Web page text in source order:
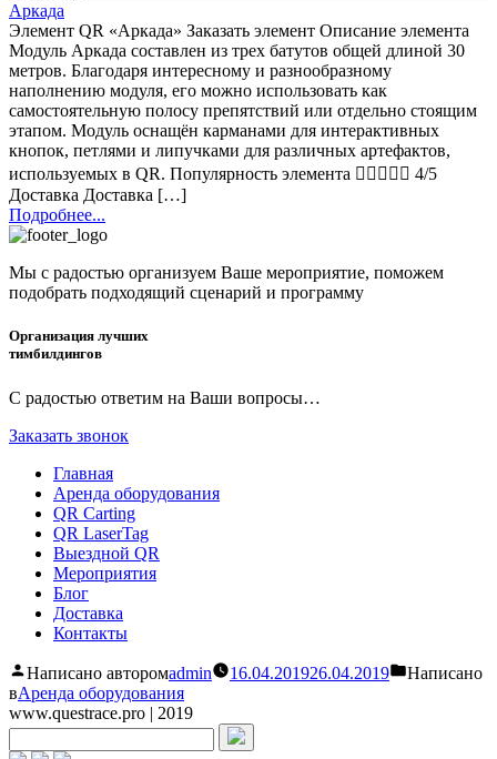
Аркада
Элемент QR «Аркада» Заказать элемент Описание элемента
Модуль Аркада составлен из трех батутов общей длиной 30
метров. Благодаря интересному и разнообразному
наполнению модуля, его можно использовать как
самостоятельную полосу препятствий или отдельно стоящим
этапом. Модуль оснащён карманами для интерактивных
кнопок, петлями и липучками для различных артефактов,
используемых в QR. Популярность элемента  4/5
Доставка Доставка […]
Подробнее...
Мы с радостью организуем Ваше мероприятие, поможем
подобрать подходящий сценарий и программу
Организация лучших
тимбилдингов
С радостью ответим на Ваши вопросы…
Заказать звонок
Главная
Аренда оборудования
QR Carting​
QR LaserTag
Выездной QR
Мероприятия
Блог
Доставка
Контакты
Написано авторомadmin 16.04.201926.04.2019
Написано
вАренда оборудования
www.questrace.pro | 2019